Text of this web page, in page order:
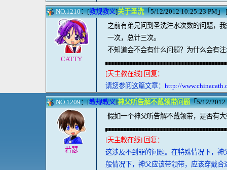
NO.1210：[教规教义]关于圣洗「5/12/2012 10:25:23 PM」
CATTY
之前有弟兄问到圣洗注水次数的问题，
一次，总计三次。
不知道会不会有什么问题？为什么会有
[天主教在线] 回复：
请您参阅这篇文章： http://
NO.1209：[教规教义]神父听告解不戴领带问题「5/12/2012
若瑟
假如一个神父听告解不戴领带，是否有
[天主教在线] 回复：
这涉及不到罪的问题。在特殊情况下，
般情况下，神父应该带领带，应该穿戴